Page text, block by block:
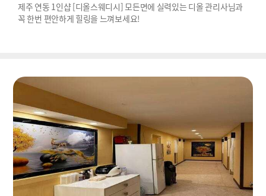
제주 연동 1인샵 [디올스웨디시] 모든면에 실력있는 디올 관리사님과
꼭 한번 편안하게 힐링을 느껴보세요!